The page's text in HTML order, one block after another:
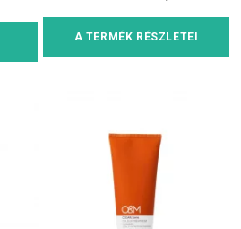
A TERMÉK RÉSZLETEI